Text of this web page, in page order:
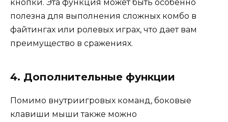
кнопки. Эта функция может быть особенно
полезна для выполнения сложных комбо в
файтингах или ролевых играх, что дает вам
преимущество в сражениях.
4. Дополнительные функции
Помимо внутриигровых команд, боковые
клавиши мыши также можно